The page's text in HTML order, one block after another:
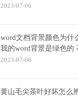
2023-07-06
word文档背景颜色为什
我的word背景是绿色的
2023-07-06
黄山毛尖茶叶好坏怎么